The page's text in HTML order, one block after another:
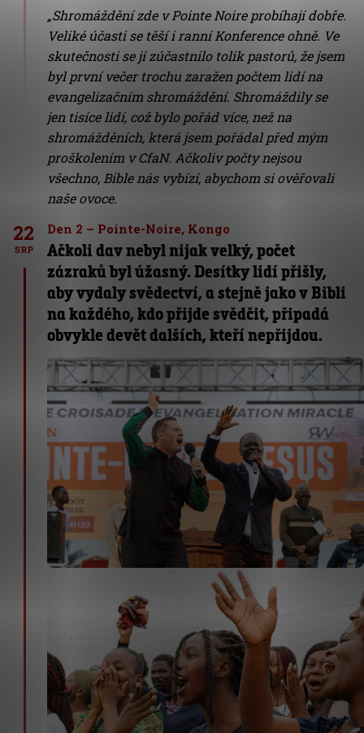
„Shromáždění zde v Pointe Noire probíhají dobře.
Veliké účasti se těší i ranní Konference ohně. Ve
skutečnosti se jí zúčastnilo tolik pastorů, že jsem
byl první večer trochu zaražen počtem lidí na
evangelizačním shromáždění. Shromáždily se
jen tisíce lidí, což bylo pořád více, než na
shromážděních, která jsem pořádal před mým
proškolením v CfaN. Ačkoliv počty nejsou
všechno, Bible nás vybízí, abychom si ověřovali
naše ovoce.
22
SRP
Den 2 – Pointe-Noire, Kongo
Ačkoli dav nebyl nijak velký, počet
zázraků byl úžasný. Desítky lidí přišly,
aby vydaly svědectví, a stejně jako v Bibli
na každého, kdo přijde svědčit, připadá
obvykle devět dalších, kteří nepřijdou.